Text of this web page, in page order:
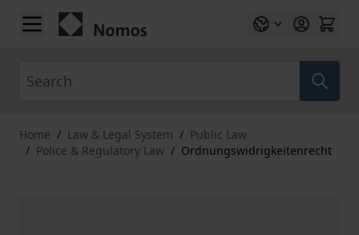
Skip to Content
Home / Law & Legal System / Public Law
/ Police & Regulatory Law / Ordnungswidrigkeitenrecht